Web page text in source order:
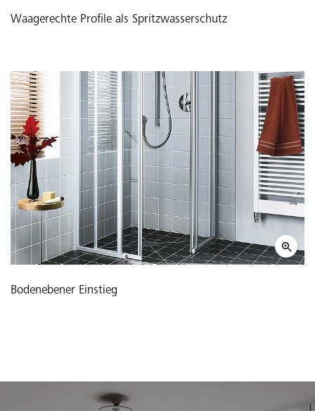
Waagerechte Profile als Spritzwasserschutz
Bodenebener Einstieg